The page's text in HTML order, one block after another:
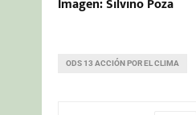
ODS 13 ACCIÓN POR EL CLIMA